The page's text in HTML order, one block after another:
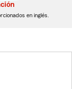
en inglés.